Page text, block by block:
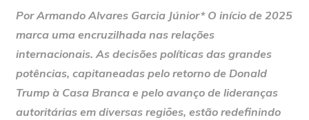
Por Armando Alvares Garcia Júnior* O início de 2025
marca uma encruzilhada nas relações
internacionais. As decisões políticas das grandes
potências, capitaneadas pelo retorno de Donald
Trump à Casa Branca e pelo avanço de lideranças
autoritárias em diversas regiōes, estão redefinindo